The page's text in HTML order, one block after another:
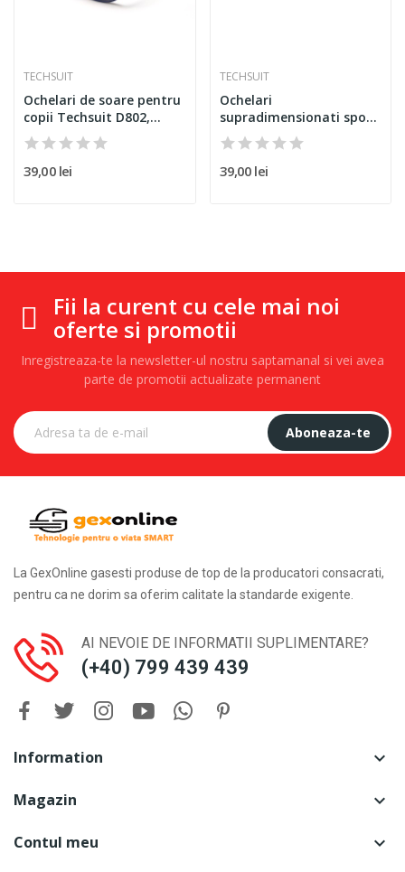
TECHSUIT
Ochelari de soare pentru
copii Techsuit D802,...
39,00 lei
TECHSUIT
Ochelari
supradimensionati sport
Techsuit 9337,...
39,00 lei
Fii la curent cu cele mai noi
oferte si promotii
Inregistreaza-te la newsletter-ul nostru saptamanal si vei avea
parte de promotii actualizate permanent
Aboneaza-te
La GexOnline gasesti produse de top de la producatori consacrati,
pentru ca ne dorim sa oferim calitate la standarde exigente.
AI NEVOIE DE INFORMATII SUPLIMENTARE?
(+40) 799 439 439
Information 
Magazin 
Contul meu 